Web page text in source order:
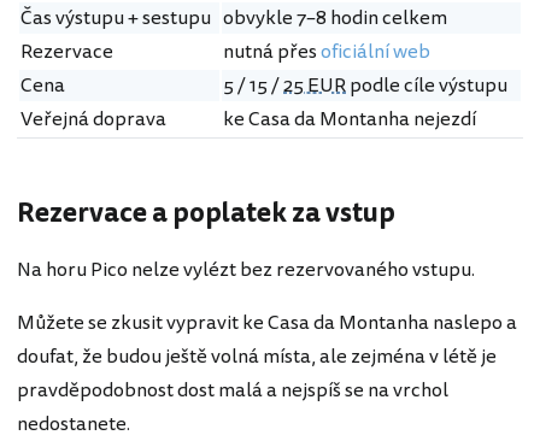
Čas výstupu + sestupu obvykle 7–8 hodin celkem
Rezervace
nutná přesoficiální web
Cena
5 / 15 /25 EURpodle cíle výstupu
Veřejná doprava
ke Casa da Montanha nejezdí
Rezervace a poplatek za vstup
Na horu Pico nelze vylézt bez rezervovaného vstupu.
Můžete se zkusit vypravit ke Casa da Montanha naslepo a
doufat, že budou ještě volná místa, ale zejména v létě je
pravděpodobnost dost malá a nejspíš se na vrchol
nedostanete.